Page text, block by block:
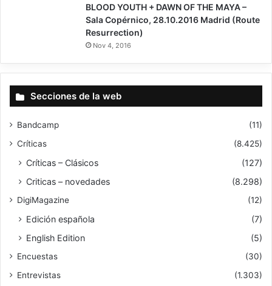
BLOOD YOUTH + DAWN OF THE MAYA –
Sala Copérnico, 28.10.2016 Madrid (Route
Resurrection)
Nov 4, 2016
Secciones de la web
Bandcamp
(11)
Críticas
(8.425)
Críticas – Clásicos
(127)
Criticas – novedades
(8.298)
DigiMagazine (12)
Edición española
(7)
English Edition
(5)
Encuestas
(30)
Entrevistas
(1.303)